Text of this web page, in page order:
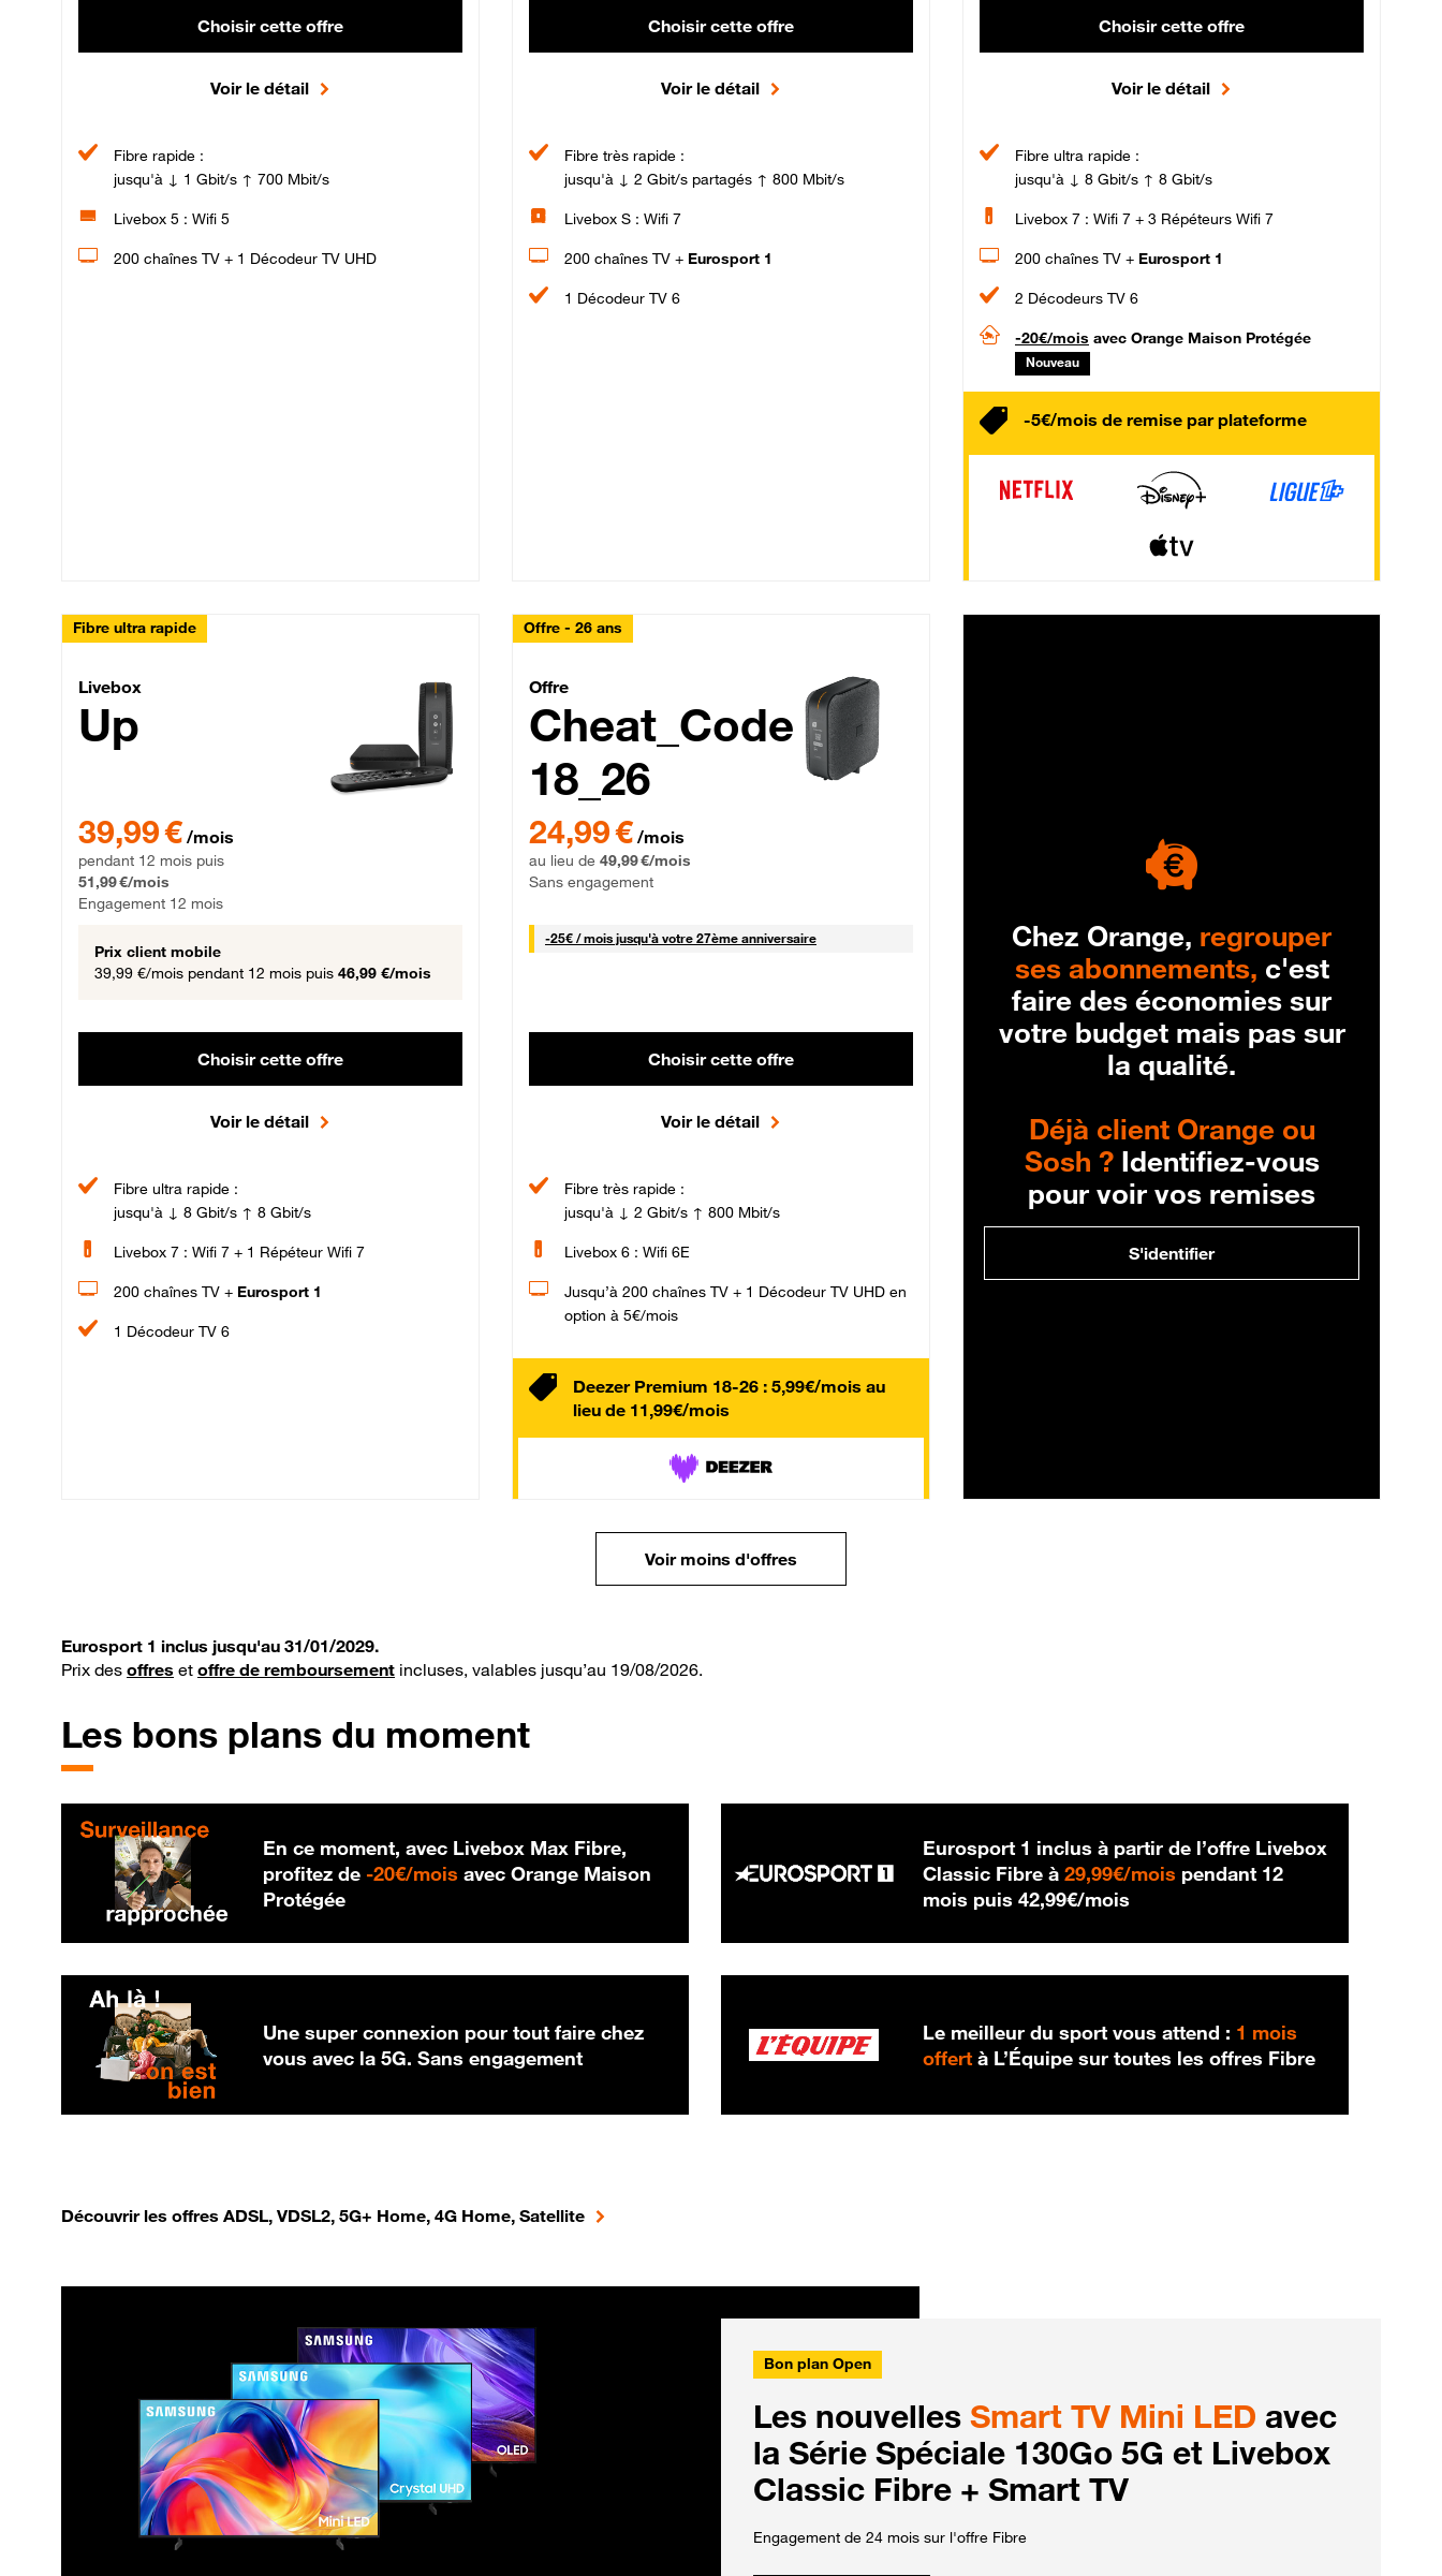
Choisir cette offre
Voir le détail
Fibre rapide :
jusqu'à ↓ 1 Gbit/s ↑ 700 Mbit/s
Livebox 5 : Wifi 5
200 chaînes TV + 1 Décodeur TV UHD
Choisir cette offre
Voir le détail
Fibre très rapide :
jusqu'à ↓ 2 Gbit/s partagés ↑ 800 Mbit/s
Livebox S : Wifi 7
200 chaînes TV + Eurosport 1
1 Décodeur TV 6
Choisir cette offre
Voir le détail
Fibre ultra rapide :
jusqu'à ↓ 8 Gbit/s ↑ 8 Gbit/s
Livebox 7 : Wifi 7 + 3 Répéteurs Wifi 7
200 chaînes TV + Eurosport 1
2 Décodeurs TV 6
-20€/mois avec Orange Maison Protégée
Nouveau
-5€/mois de remise par plateforme
Fibre ultra rapide
Livebox Up Fibre
Livebox
Up
39,99 € /mois
pendant 12 mois puis
51,99 €/mois
Engagement 12 mois
Prix client mobile
39,99 €/mois pendant 12 mois puis 46,99 €/mois
Choisir cette offre
Voir le détail
Fibre ultra rapide :
jusqu'à ↓ 8 Gbit/s ↑ 8 Gbit/s
Livebox 7 : Wifi 7 + 1 Répéteur Wifi 7
200 chaînes TV + Eurosport 1
1 Décodeur TV 6
Offre - 26 ans
Cheat_Code Fibre_18_26
Offre
Cheat_Code
18_26
24,99 € /mois
au lieu de 49,99 €/mois
Sans engagement
-25€ / mois25 € par mois
jusqu'à votre 27ème anniversaire
Choisir cette offre
Voir le détail
Fibre très rapide :
jusqu'à ↓ 2 Gbit/s ↑ 800 Mbit/s
Livebox 6 : Wifi 6E
Jusqu’à 200 chaînes TV + 1 Décodeur TV UHD en
option à 5€/mois
Deezer Premium 18-26 : 5,99€/mois au
lieu de 11,99€/mois
Chez Orange, regrouper
ses abonnements, c'est
faire des économies sur
votre budget mais pas sur
la qualité.
Déjà client Orange ou
Sosh ?Identifiez-vous
pour voir vos remises
S'identifier
Voir moins d'offres
Eurosport 1 inclus jusqu'au 31/01/2029.
Prix des offres et offre de remboursement incluses, valables jusqu’au 19/08/2026.
Les bons plans du moment
En ce moment, avec Livebox Max Fibre,
profitez de -20€/mois 20 € par mois
avec Orange Maison
Protégée
Eurosport 1 inclus à partir de l’offre Livebox
Classic Fibre à29,99€/mois 29,99 € par mois
pendant 12
mois puis42,99€/mois
Une super connexion pour tout faire chez
vous avec la 5G. Sans engagement
Le meilleur du sport vous attend : 1 mois
offert à L’Équipe sur toutes les offres Fibre
Découvrir les offres ADSL, VDSL2, 5G+ Home, 4G Home, Satellite
Bon plan Open
Les nouvelles Smart TV Mini LED avec
la Série Spéciale 130Go 5G et Livebox
Classic Fibre + Smart TV
Engagement de 24 mois sur l'offre Fibre